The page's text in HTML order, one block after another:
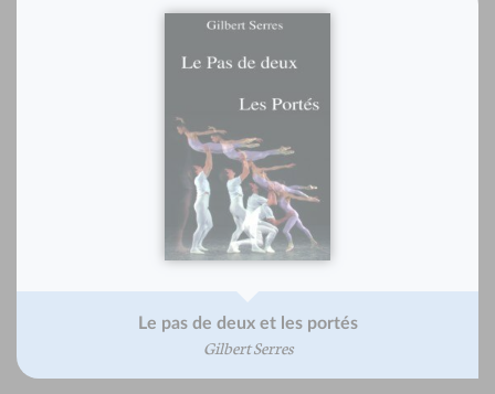
Le pas de deux et les portés
Gilbert Serres